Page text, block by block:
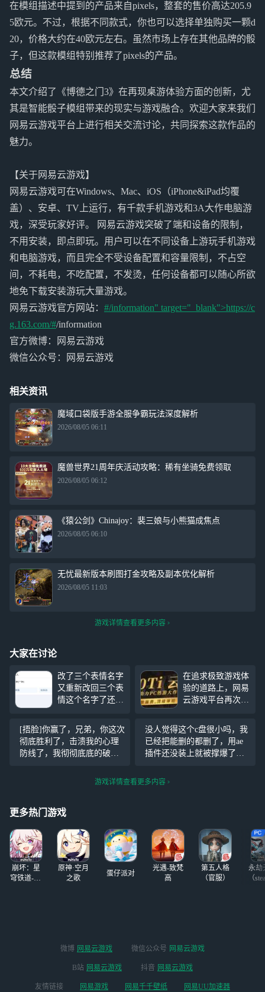
在模组描述中提到的产品来自pixels，整套的售价高达205.9
5欧元。不过，根据不同款式，你也可以选择单独购买一颗d
20，价格大约在40欧元左右。虽然市场上存在其他品牌的骰
子，但这款模组特别推荐了pixels的产品。
总结
本文介绍了《博德之门3》在再现桌游体验方面的创新，尤
其是智能骰子模组带来的现实与游戏融合。欢迎大家来我们
网易云游戏平台上进行相关交流讨论，共同探索这款作品的
魅力。
【关于网易云游戏】
网易云游戏可在Windows、Mac、iOS（iPhone&iPad均覆
盖）、安卓、TV上运行，有千款手机游戏和3A大作电脑游
戏，深受玩家好评。 网易云游戏突破了端和设备的限制，
不用安装，即点即玩。用户可以在不同设备上游玩手机游戏
和电脑游戏，而且完全不受设备配置和容量限制，不占空
间，不耗电，不吃配置，不发烫，任何设备都可以随心所欲
地免下载安装游玩大量游戏。
网易云游戏官方网站： #/information" target="_blank">https://c
g.163.com/#/information
官方微博：网易云游戏
微信公众号：网易云游戏
相关资讯
魔域口袋版手游全服争霸玩法深度解析
2026/08/05 06:11
魔兽世界21周年庆活动攻略：稀有坐骑免费领取
2026/08/05 06:12
《猿公剑》Chinajoy：裴三娘与小熊猫成焦点
2026/08/05 06:10
无忧最新版本刷图打金攻略及副本优化解析
2026/08/05 11:03
游戏详情查看更多内容
大家在讨论
改了三个表情名字
又重新改回三个表
情这个名字了还真
哟哟哟哟哟哟哟，
死人机那咋了？你
破防了吗？真的是
笑死了三个表情男
你的性别还知道，
那真的是笑死了你
还知道
在追求极致游戏体
验的道路上，网易
云游戏平台再次迈
宣布即将推出搭载
顶级NVIDIA GeFo
rce RTX 4070 Ti显
卡的云电脑服务，
[捂脸]你赢了，兄弟，你这次
彻底胜利了，击溃我的心理
防线了，我彻彻底底的破防
了大雨的野狗，看见路边有
结果发现是巧克力，只能满
没人觉得这个c盘很小吗，我
已经把能删的都删了，用ae
插件还没装上就被撑爆了，
吗
游戏详情查看更多内容
更多热门游戏
崩坏：星
穹铁道-4.4
原神·空月
之歌
蛋仔派对
光遇-致梵
高
第五人格
（官服）
永劫
（
微博 网易云游戏 微信公众号 网易云游戏
B站 网易云游戏 抖音 网易云游戏
友情链接 网易游戏 网易千千壁纸 网易UU加速器